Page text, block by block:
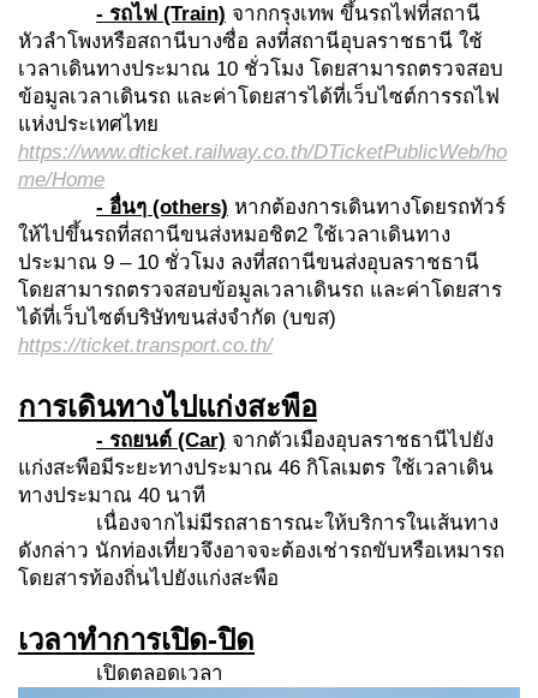
- รถไฟ (Train) จากกรุงเทพ ขึ้นรถไฟที่สถานี
หัวลำโพงหรือสถานีบางซื่อ ลงที่สถานีอุบลราชธานี ใช้
เวลาเดินทางประมาณ 10 ชั่วโมง โดยสามารถตรวจสอบ
ข้อมูลเวลาเดินรถ และค่าโดยสารได้ที่เว็บไซต์การรถไฟ
แห่งประเทศไทย
https://www.dticket.railway.co.th/DTicketPublicWeb/ho
me/Home
- อื่นๆ (others) หากต้องการเดินทางโดยรถทัวร์
ให้ไปขึ้นรถที่สถานีขนส่งหมอชิต2 ใช้เวลาเดินทาง
ประมาณ 9 – 10 ชั่วโมง ลงที่สถานีขนส่งอุบลราชธานี
โดยสามารถตรวจสอบข้อมูลเวลาเดินรถ และค่าโดยสาร
ได้ที่เว็บไซต์บริษัทขนส่งจำกัด (บขส)
https://ticket.transport.co.th/
การเดินทางไปแก่งสะพือ
- รถยนต์ (Car) จากตัวเมืองอุบลราชธานีไปยัง
แก่งสะพือมีระยะทางประมาณ 46 กิโลเมตร ใช้เวลาเดิน
ทางประมาณ 40 นาที
เนื่องจากไม่มีรถสาธารณะให้บริการในเส้นทาง
ดังกล่าว นักท่องเที่ยวจึงอาจจะต้องเช่ารถขับหรือเหมารถ
โดยสารท้องถิ่นไปยังแก่งสะพือ
เวลาทำการเปิด-ปิด
เปิดตลอดเวลา